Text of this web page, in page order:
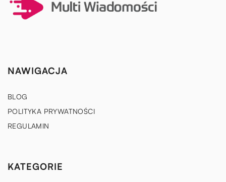
NAWIGACJA
BLOG
POLITYKA PRYWATNOŚCI
REGULAMIN
KATEGORIE